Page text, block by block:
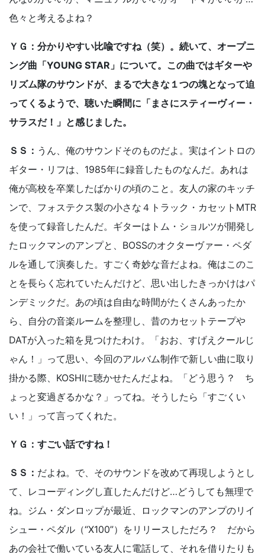
色々と考えるよね？
ＹＧ：分かりやすい比喩ですね（笑）。続いて、オープニ
ング曲「YOUNG STAR」について。この曲ではギターや
リズム隊のサウンドが、まるで大きな１つの塊となって迫
ってくるようで、聴いた瞬間に「まさにスティーヴィー・
サラスだ！」と感じました。
ＳＳ： うん、俺のサウンドそのものだよ。実はイントロの
ギター・リフは、1985年に録音したものなんだ。あれは
俺が高校を卒業したばかりの頃のこと。友人の家のキッチ
ンで、フォステクス製の小さな４トラック・カセットMTR
を使って録音したんだ。ギターはトム・ショルツが開発し
たロックマンのアンプと、BOSSのオクターヴァー・ペダ
ルを通して演奏した。すごく奇妙な音だよね。俺はこのこ
とを長らく忘れていたんだけど、思い出したきっかけはパ
ンデミックだ。あの頃は自由な時間がたくさんあったか
ら、自分の音楽ルームを整理し、昔のカセットテープや
DATが入った箱を見つけたわけ。「おお、すげえクールじ
ゃん！」って思い、今回のアルバム制作で新しい曲に取り
掛かる際、KOSHIに聴かせたんだよね。「どう思う？ ち
ょっと変過ぎるかな？」ってね。そうしたら「すごくい
い！」って言ってくれた。
ＹＧ：すごい話ですね！
ＳＳ： だよね。で、そのサウンドを改めて再現しようとし
て、レコーディングし直したんだけど…どうしても無理で
ね。ジム・ダンロップが最近、ロックマンのアンプのリイ
シュー・ペダル（“X100”）をリリースしただろ？ だから
あの会社で働いている友人に電話して、それを借りたりも